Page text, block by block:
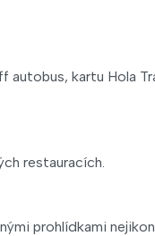
autobus, kartu Hola
restauracích.
prohlídkami